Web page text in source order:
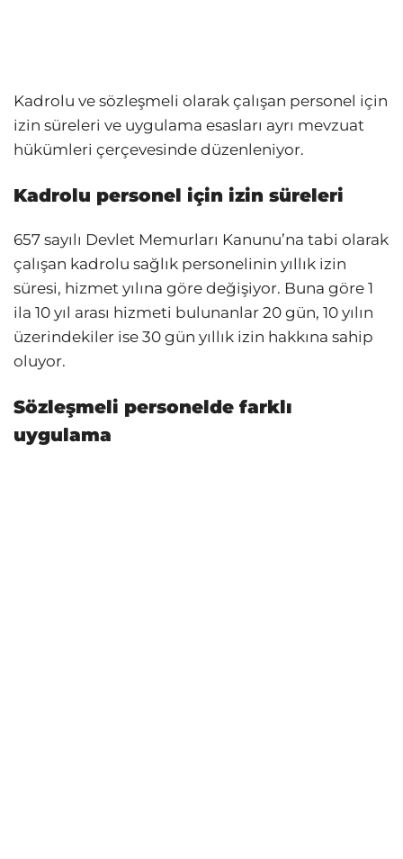
Kadrolu ve sözleşmeli olarak çalışan personel için
izin süreleri ve uygulama esasları ayrı mevzuat
hükümleri çerçevesinde düzenleniyor.
Kadrolu personel için izin süreleri
657 sayılı Devlet Memurları Kanunu’na tabi olarak
çalışan kadrolu sağlık personelinin yıllık izin
süresi, hizmet yılına göre değişiyor. Buna göre 1
ila 10 yıl arası hizmeti bulunanlar 20 gün, 10 yılın
üzerindekiler ise 30 gün yıllık izin hakkına sahip
oluyor.
Sözleşmeli personelde farklı
uygulama